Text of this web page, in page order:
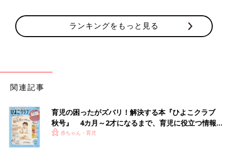
ランキングをもっと見る
関連記事
育児の困ったがズバリ！解決する本『ひよこクラブ
秋号』 4カ月～2才になるまで、育児に役立つ情報が
いっぱい！
赤ちゃん・育児